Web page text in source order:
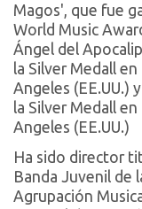
Magos', que fue
World Music
Ángel del
la Silver Medall
Angeles (EE.UU.)
la Silver Medall
Angeles (EE.UU.)
Ha sido director
Banda Juvenil de
Agrupación